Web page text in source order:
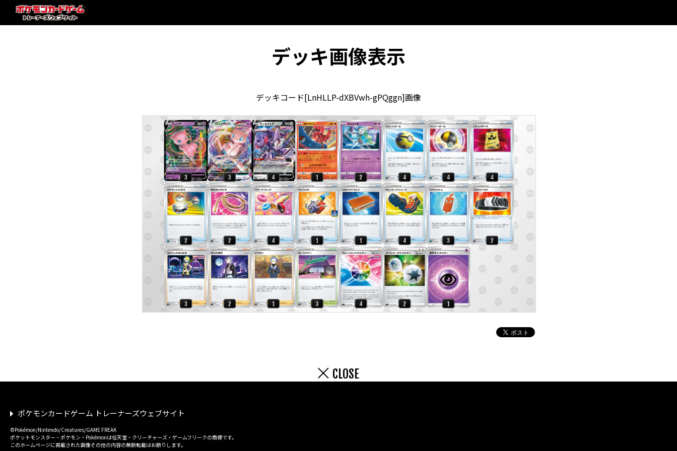
デッキ画像表示
デッキコード[LnHLLP-dXBVwh-gPQggn]画像
CLOSE
ポケモンカードゲーム トレーナーズウェブサイト
©Pokémon/Nintendo/Creatures/GAME FREAK
ポケットモンスター・ポケモン・Pokémonは任天堂・クリーチャーズ・ゲームフリークの商標です。
このホームページに掲載された画像その他の内容の無断転載はお断りします。